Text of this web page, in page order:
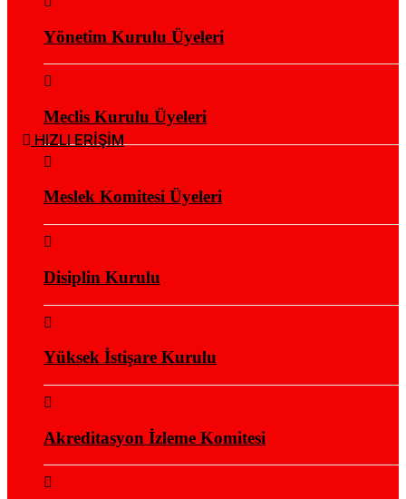
HIZLI ERİŞİM
Yönetim Kurulu Üyeleri
Meclis Kurulu Üyeleri
Meslek Komitesi Üyeleri
Disiplin Kurulu
Yüksek İstişare Kurulu
Akreditasyon İzleme Komitesi